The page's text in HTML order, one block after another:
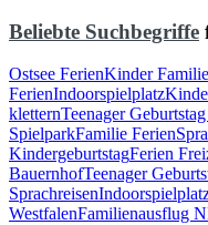
Beliebte Suchbegriffe
Ostsee FerienKinder
FerienIndoorspielplatz
kletternTeenager
SpielparkFamilie Ferien
KindergeburtstagFerien
BauernhofTeenager
Sprachreisen
WestfalenFamilienausflug